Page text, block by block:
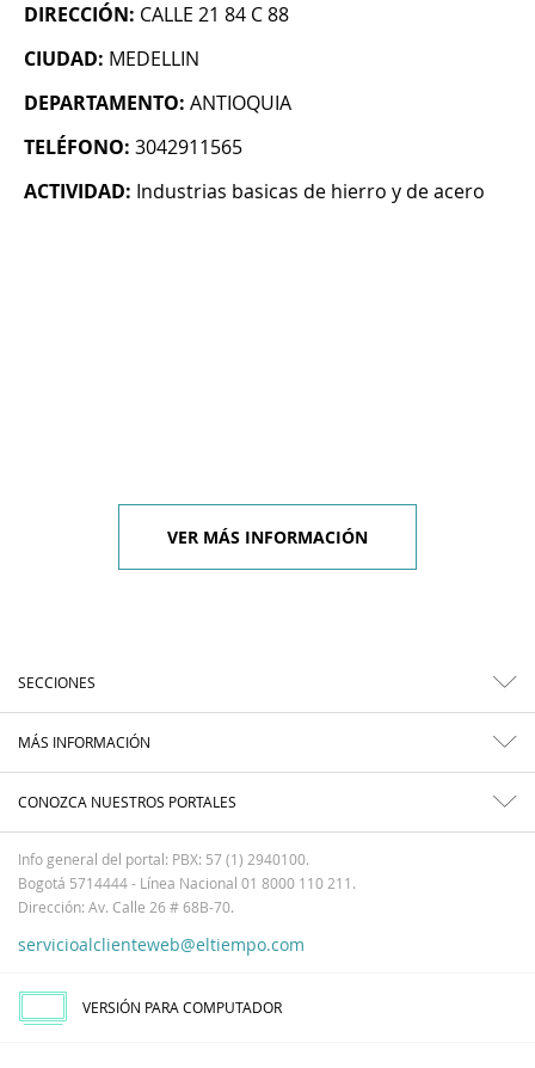
DIRECCIÓN: CALLE 21 84 C 88
CIUDAD: MEDELLIN
DEPARTAMENTO: ANTIOQUIA
TELÉFONO: 3042911565
ACTIVIDAD: Industrias basicas de hierro y de acero
VER MÁS INFORMACIÓN
SECCIONES
MÁS INFORMACIÓN
CONOZCA NUESTROS PORTALES
Info general del portal: PBX: 57 (1) 2940100.
Bogotá 5714444 - Línea Nacional 01 8000 110 211.
Dirección: Av. Calle 26 # 68B-70.
servicioalclienteweb@eltiempo.com
VERSIÓN PARA COMPUTADOR